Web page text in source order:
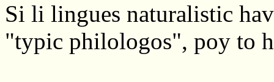
Si li lingues naturalistic
"typic philologos", poy to